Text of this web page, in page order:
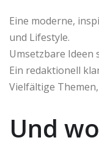
Eine moderne,
und Lifestyle.
Umsetzbare Ideen
Ein redaktionell
Vielfältige
Und